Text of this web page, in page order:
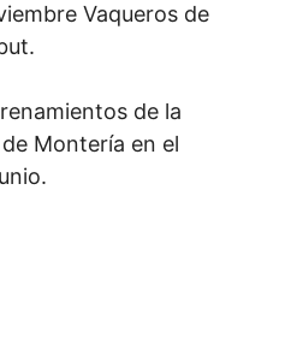
Vaqueros de
de la
Montería en el